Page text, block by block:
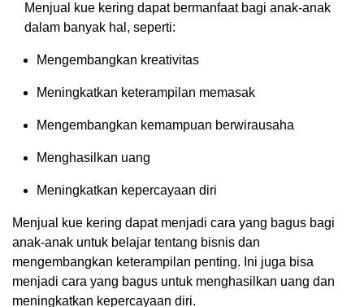
Menjual kue kering dapat bermanfaat bagi anak-anak
dalam banyak hal, seperti:
Mengembangkan kreativitas
Meningkatkan keterampilan memasak
Mengembangkan kemampuan berwirausaha
Menghasilkan uang
Meningkatkan kepercayaan diri
Menjual kue kering dapat menjadi cara yang bagus bagi
anak-anak untuk belajar tentang bisnis dan
mengembangkan keterampilan penting. Ini juga bisa
menjadi cara yang bagus untuk menghasilkan uang dan
meningkatkan kepercayaan diri.